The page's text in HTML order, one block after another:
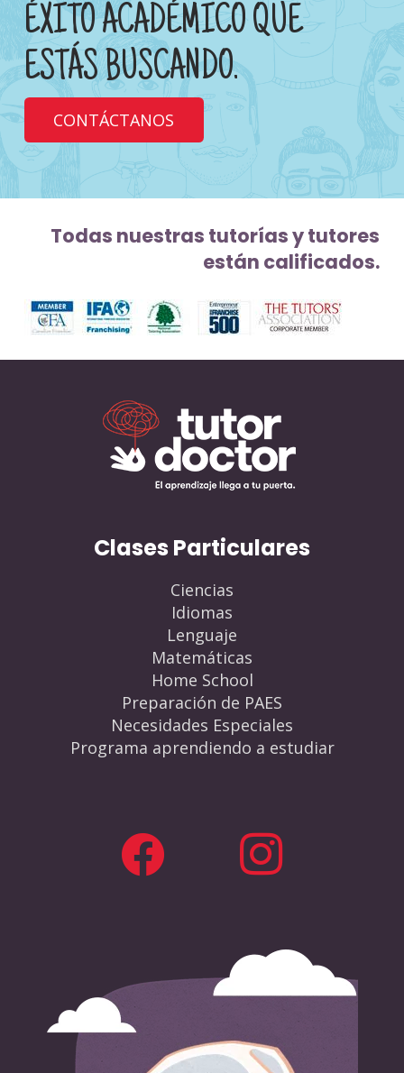
ÉXITO ACADÉMICO QUE
ESTÁS BUSCANDO.
CONTÁCTANOS
Todas nuestras tutorías y tutores
están calificados.
Clases Particulares
Ciencias
Idiomas
Lenguaje
Matemáticas
Home School
Preparación de PAES
Necesidades Especiales
Programa aprendiendo a estudiar